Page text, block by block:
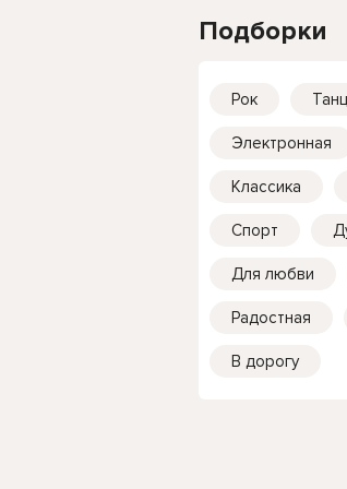
Подборки
Рок
Электронная
Классика
Спорт
Для любви
Радостная
В дорогу